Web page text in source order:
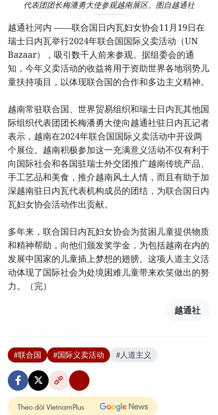
代表团团长梅潘勇大使参观越南展区。图自越通社
越通社河内 ——联合国日内瓦妇女协会11月19日在
瑞士日内瓦举行2024年联合国国际义卖活动（UN
Bazaar），吸引数千人前来参观。据组委会的通
知，今年义卖活动的收益将用于资助世界各地弱势儿
童扶持项目，以体现联合国的合作和多边主义精神。
越南常驻联合国、世界贸易组织和瑞士日内瓦其他国
际组织代表团团长梅潘勇大使向越通社驻日内瓦记者
表示，越南在2024年联合国国际义卖活动中开设两
个展位。越南积极参加这一充满意义活动不仅有利于
向国际社会和各国驻瑞士外交团推广越南传统产品、
手工艺品和美食，推介越南风土人情，而且有助于加
深越南驻日内瓦代表机构成员的团结，为联合国日内
瓦妇女协会活动作出贡献。
多年来，联合国日内瓦妇女协会为贫困儿童提供物质
和精神帮助，向他们颁发奖学金，为包括越南在内的
发展中国家的儿童插上梦想的翅膀。这项人道主义活
动体现了国际社会为处境困难儿童带来欢笑做出的努
力。（完）
越通社
#联合国 #国际义卖活动 #人道主义
Theo dõi VietnamPlus